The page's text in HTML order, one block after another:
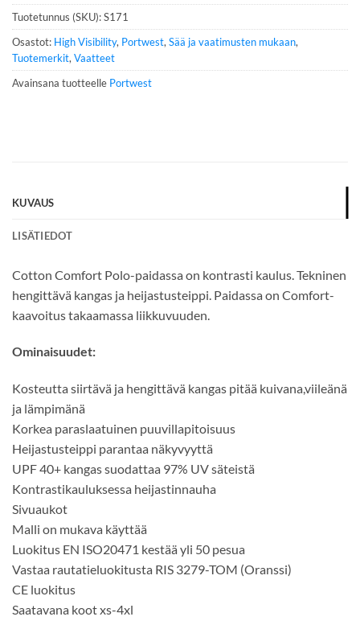
n
u
m
e
r
o
Tuotetunnus (SKU):S171
Osastot: High Visibility, Portwest, Sää ja vaatimusten mukaan,
Tuotemerkit, Vaatteet
Avainsana tuotteelle Portwest
KUVAUS
LISÄTIEDOT
Cotton Comfort Polo-paidassa on kontrasti kaulus. Tekninen
hengittävä kangas ja heijastusteippi. Paidassa on Comfort-
kaavoitus takaamassa liikkuvuuden.
Ominaisuudet:
Kosteutta siirtävä ja hengittävä kangas pitää kuivana,viileänä
ja lämpimänä
Korkea paraslaatuinen puuvillapitoisuus
Heijastusteippi parantaa näkyvyyttä
UPF 40+ kangas suodattaa 97% UV säteistä
Kontrastikauluksessa heijastinnauha
Sivuaukot
Malli on mukava käyttää
Luokitus EN ISO20471 kestää yli 50 pesua
Vastaa rautatieluokitusta RIS 3279-TOM (Oranssi)
CE luokitus
Saatavana koot xs-4xl